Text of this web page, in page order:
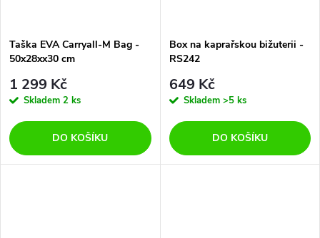
Taška EVA Carryall-M Bag -
50x28xx30 cm
1 299 Kč
Skladem 2 ks
DO KOŠÍKU
Box na kaprařskou bižuterii -
RS242
649 Kč
Skladem >5 ks
DO KOŠÍKU